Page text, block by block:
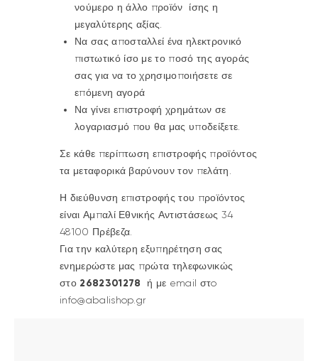
νούμερο η άλλο προϊόν ίσης η
μεγαλύτερης αξίας.
Να σας αποσταλλεί ένα ηλεκτρονικό
πιστωτικό ίσο με το ποσό της αγοράς
σας για να το χρησιμοποιήσετε σε
επόμενη αγορά
Να γίνει επιστροφή χρημάτων σε
λογαριασμό που θα μας υποδείξετε.
Σε κάθε περίπτωση επιστροφής προϊόντος
τα μεταφορικά βαρύνουν τον πελάτη.
Η διεύθυνση επιστροφής του προϊόντος
είναι Αμπαλί Εθνικής Αντιστάσεως 34
48100 Πρέβεζα.
Για την καλύτερη εξυπηρέτηση σας
ενημερώστε μας πρώτα τηλεφωνικώς
στο2682301278ή με email στo
info@abalishop.gr